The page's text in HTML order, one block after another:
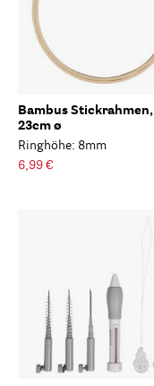
Bambus Stickrahmen,
23cm ø
Ringhöhe: 8mm
6,99 €